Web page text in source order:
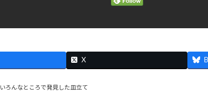
X
いろんなところで発見した皿立て